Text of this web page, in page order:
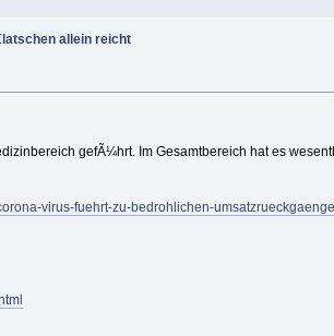
allein reicht
gefÃ¼hrt. Im Gesamtbereich hat es
virus-fuehrt-zu-bedrohlichen-